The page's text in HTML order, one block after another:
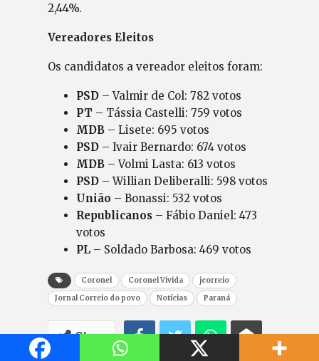
2,44%.
Vereadores Eleitos
Os candidatos a vereador eleitos foram:
PSD– Valmir de Col: 782 votos
PT – Tássia Castelli: 759 votos
MDB– Lisete: 695 votos
PSD– Ivair Bernardo: 674 votos
MDB– Volmi Lasta: 613 votos
PSD– Willian Deliberalli: 598 votos
União – Bonassi: 532 votos
Republicanos– Fábio Daniel: 473
votos
PL– Soldado Barbosa: 469 votos
Coronel Coronel Vivida
jcorreio
Jornal Correio do povo
Notícias Paraná
Share